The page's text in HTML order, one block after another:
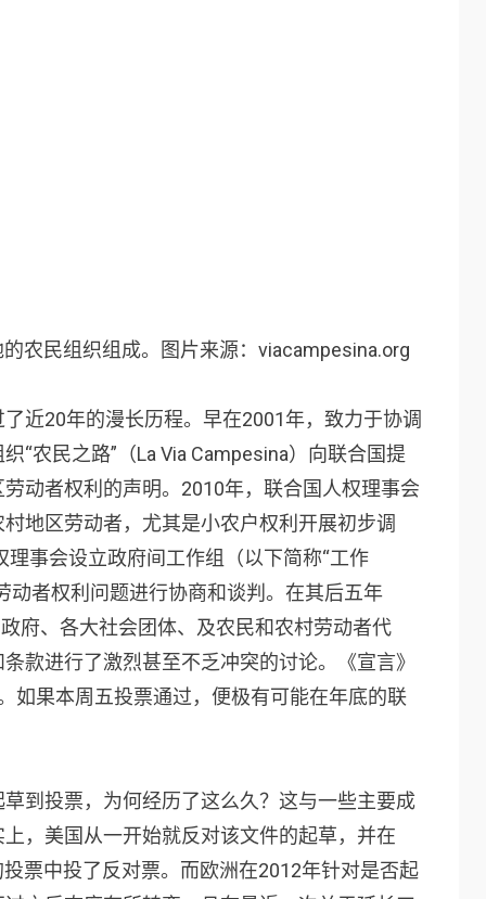
农民组织组成。图片来源：viacampesina.org
近20年的漫长历程。早在2001年，致力于协调
“农民之路”（La Via Campesina）向联合国提
动者权利的声明。2010年，联合国人权理事会
地区劳动者，尤其是小农户权利开展初步调
事会设立政府间工作组（以下简称“工作
动者权利问题进行协商和谈判。在其后五年
府、各大社会团体、及农民和农村劳动者代
款进行了激烈甚至不乏冲突的讨论。《宣言》
如果本周五投票通过，便极有可能在年底的联
到投票，为何经历了这么久？这与一些主要成
，美国从一开始就反对该文件的起草，并在
票中投了反对票。而欧洲在2012年针对是否起